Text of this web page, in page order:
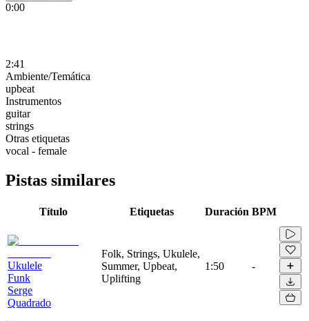
0:00
2:41
Ambiente/Temática
upbeat
Instrumentos
guitar
strings
Otras etiquetas
vocal - female
Pistas similares
Título Etiquetas Duración BPM
Ukulele
Funk
Serge
Quadrado
Folk, Strings, Ukulele,
Summer, Upbeat,
Uplifting
1:50 -